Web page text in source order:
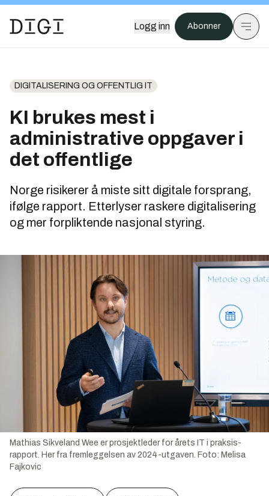
Logg inn Abonner
DIGITALISERING OG OFFENTLIG IT
KI brukes mest i
administrative oppgaver i
det offentlige
Norge risikerer å miste sitt digitale forsprang,
ifølge rapport. Etterlyser raskere digitalisering
og mer forpliktende nasjonal styring.
Mathias Sikveland Wee er prosjektleder for årets IT i praksis-
rapport. Her fra fremleggelsen av 2024-utgaven. Foto: Melisa
Fajkovic